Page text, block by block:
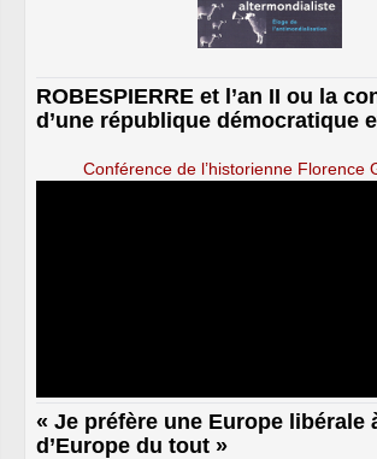
ROBESPIERRE et l’an II ou la
d’une république démocratique
Conférence de l’historienne Florence
« Je préfère une Europe libérale
d’Europe du tout »